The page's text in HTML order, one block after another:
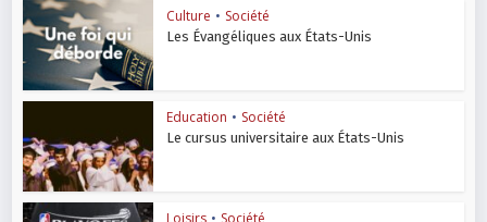
Culture • Société
Les Évangéliques aux États-Unis
Education • Société
Le cursus universitaire aux États-Unis
Loisirs • Société